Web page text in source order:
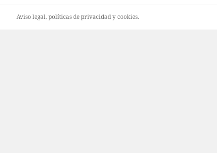
Aviso legal, políticas deprivacidadycookies.